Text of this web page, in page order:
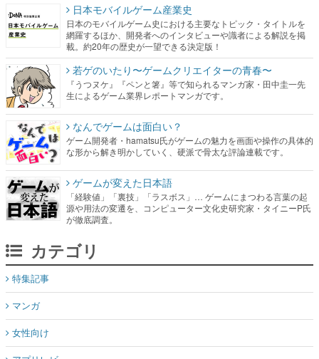
日本モバイルゲーム産業史
日本のモバイルゲーム史における主要なトピック・タイトルを
網羅するほか、開発者へのインタビューや識者による解説を掲
載。約20年の歴史が一望できる決定版！
若ゲのいたり〜ゲームクリエイターの青春〜
『うつヌケ』『ペンと箸』等で知られるマンガ家・田中圭一先
生によるゲーム業界レポートマンガです。
なんでゲームは面白い？
ゲーム開発者・hamatsu氏がゲームの魅力を画面や操作の具体的
な形から解き明かしていく、硬派で骨太な評論連載です。
ゲームが変えた日本語
「経験値」「裏技」「ラスボス」… ゲームにまつわる言葉の起
源や用法の変遷を、コンピューター文化史研究家・タイニーP氏
が徹底調査。
カテゴリ
特集記事
マンガ
女性向け